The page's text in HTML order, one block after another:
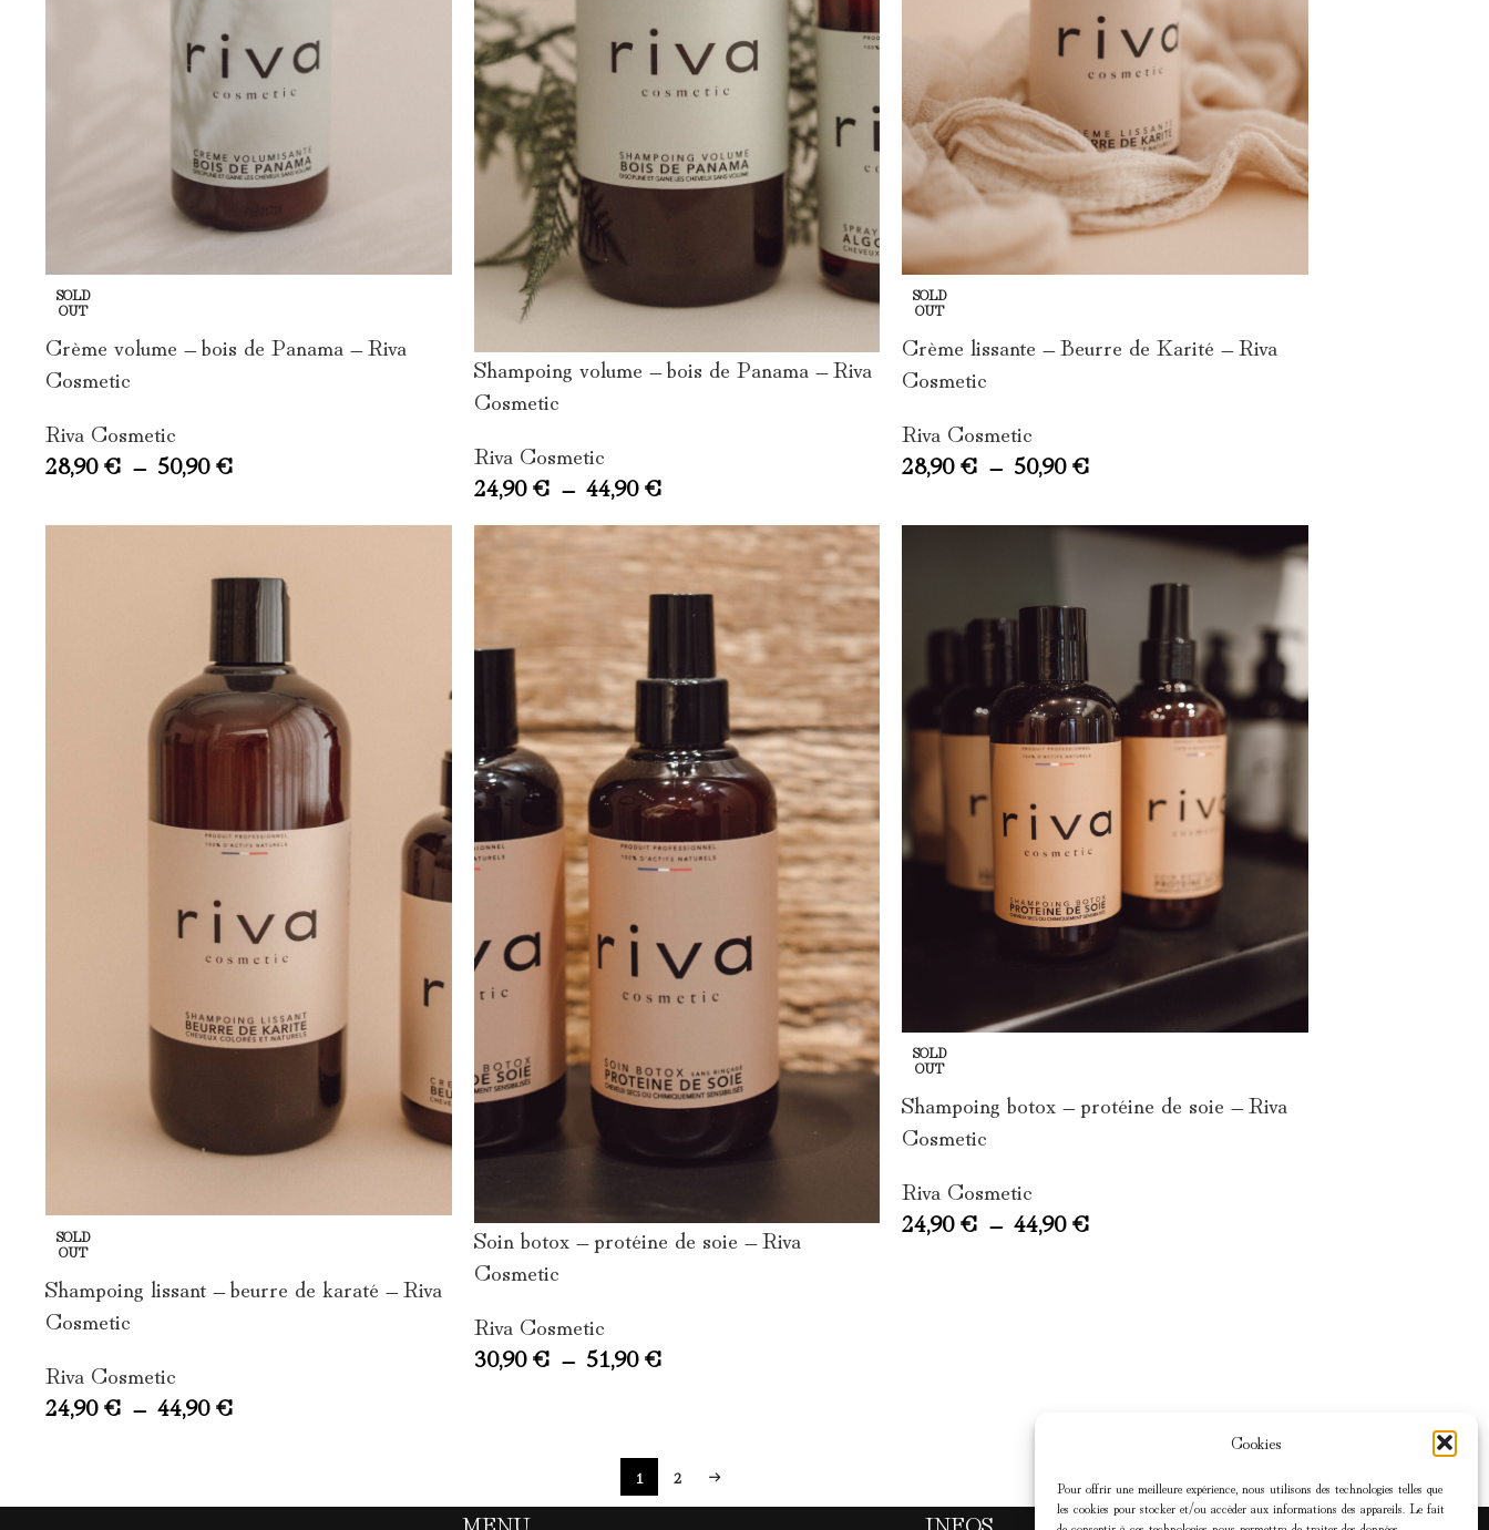
Cookies
Pour offrir une meilleure expérience, nous utilisons des technologies telles que
les cookies pour stocker et/ou accéder aux informations des appareils. Le fait
SOLD
OUT
Crème volume – bois de Panama – Riva
Cosmetic
Riva Cosmetic
28,90€ – 50,90€
Shampoing volume – bois de Panama – Riva
Cosmetic
Riva Cosmetic
24,90€ – 44,90€
SOLD
OUT
Crème lissante – Beurre de Karité – Riva
Cosmetic
Riva Cosmetic
28,90€ – 50,90€
SOLD
OUT
Shampoing lissant – beurre de karaté – Riva
Cosmetic
Riva Cosmetic
24,90€ – 44,90€
Soin botox – protéine de soie – Riva
Cosmetic
Riva Cosmetic
30,90€ – 51,90€
SOLD
OUT
Shampoing botox – protéine de soie – Riva
Cosmetic
Riva Cosmetic
24,90€ – 44,90€
1 2 →
MENU INFOS